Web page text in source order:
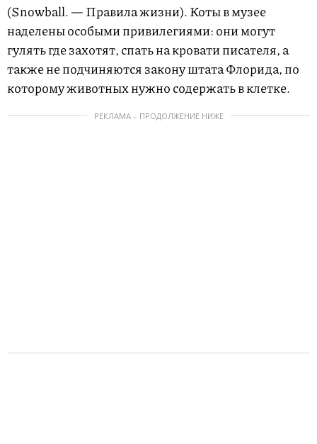
(Snowball. — Правила жизни). Коты в музее
наделены особыми привилегиями: они могут
гулять где захотят, спать на кровати писателя, а
также не подчиняются закону штата Флорида, по
которому животных нужно содержать в клетке.
РЕКЛАМА – ПРОДОЛЖЕНИЕ НИЖЕ